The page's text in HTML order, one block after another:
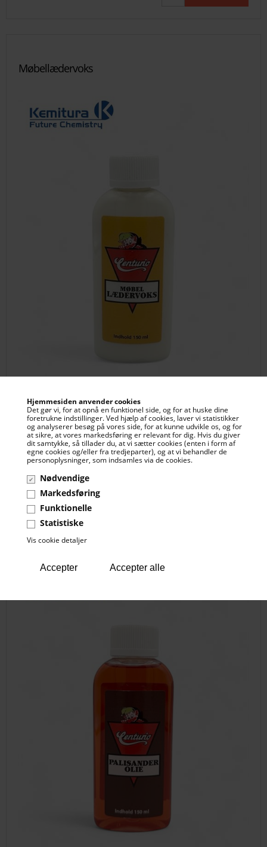
Hjemmesiden anvender cookies
Det gør vi, for at opnå en funktionel side, og for at huske dine
foretrukne indstillinger. Ved hjælp af cookies, laver vi statistikker
og analyserer besøg på vores side, for at kunne udvikle os, og for
at sikre, at vores markedsføring er relevant for dig. Hvis du giver
dit samtykke, så tillader du, at vi sætter cookies (enten i form af
egne cookies og/eller fra tredjeparter), og at vi behandler de
personoplysninger, som indsamles via de cookies.
Nødvendige
Markedsføring
Funktionelle
Statistiske
Vis cookie detaljer
Møbellædervoks
Centurio Møbellædervoks - 150 ML
75,00 DKK
Palisanderolie